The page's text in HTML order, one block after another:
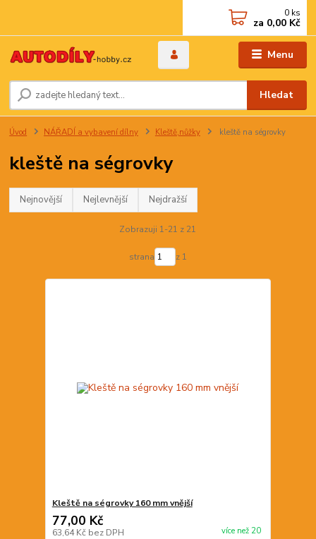
Menu
Hledat
0 ks
za 0,00 Kč
Úvod NÁŘADÍ a vybavení dílny Kleště,nůžky kleště na ségrovky
kleště na ségrovky
Nejnovější Nejlevnější Nejdražší
Zobrazuji 1-21 z 21
strana z 1
Kleště na ségrovky 160 mm vnější
77,00 Kč
63,64 Kč bez DPH více než 20